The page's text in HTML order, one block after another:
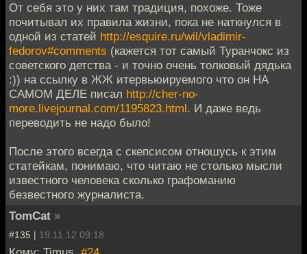
От себя это у них там традиция, похоже. Тоже
почитывал их правила жизни, пока не наткнулся в
одной из статей http://esquire.ru/wil/vladimir-
fedorov#comments (кажется тот самый Туранчокс из
советского детства - и точно очень толковый дядька
:)) на ссылку в ЖЖ итервьюируемого что он НА
САМОМ ДЕЛЕ писал http://cher-no-
more.livejournal.com/1195823.html. И даже ведь
переводить не надо было!
После этого всегда с скепсисом отношусь к этим
статейкам, понимаю, что читаю не столько мысли
известного человека сколько графоманию
безвестного журналиста.
TomCat »
#135 | 19.11.12 09:18